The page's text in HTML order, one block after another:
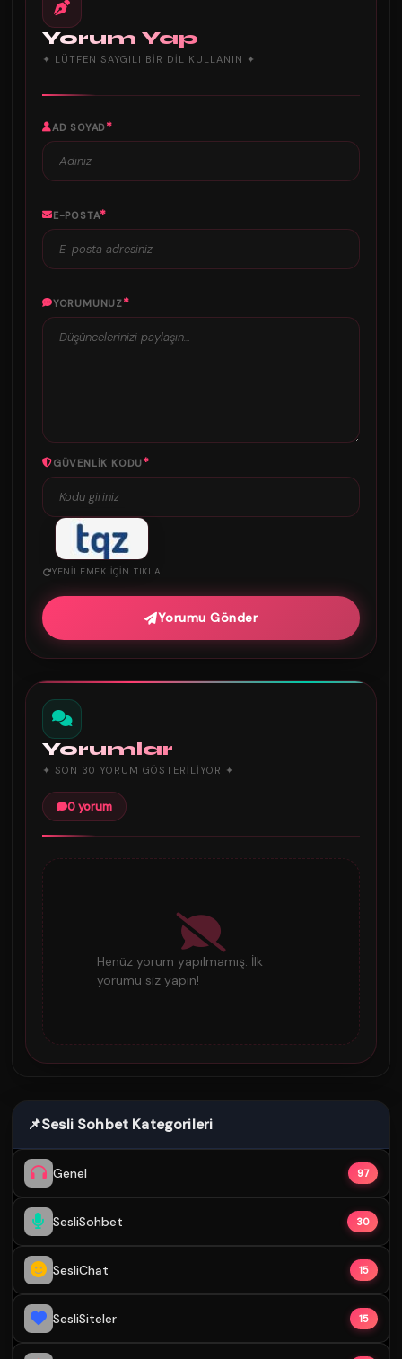
Yorum Yap
✦ LÜTFEN SAYGILI BIR DIL KULLANIN ✦
AD SOYAD*
E-POSTA*
YORUMUNUZ*
GÜVENLIK KODU*
YENILEMEK IÇIN TIKLA
Yorumu Gönder
Yorumlar
✦ SON 30 YORUM GÖSTERILIYOR ✦
0 yorum
Henüz yorum yapılmamış. İlk
yorumu siz yapın!
📌Sesli Sohbet Kategorileri
Genel 97
SesliSohbet 30
SesliChat 15
SesliSiteler 15